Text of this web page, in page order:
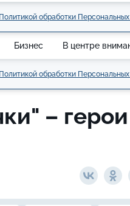
Политикой обработки
Бизнес В центре
Политикой обработки
– герои